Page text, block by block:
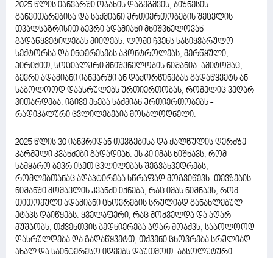
2025 წლის იანვარში ოჯახის დაგეგმვის, ბიზნესის
განვითარებისა და საქმიანი ურთიერთობების შეცვლის
თვალსაზრისით ბევრი ადამიანი მნიშვნელოვან
გადაწყვეტილებას მიიღებს. ლომი ჩვენს სასიყვარულო
სექტორსა და ინტერესებს აკონტროლებს, მერწყული,
პირიქით, სოციალური მნიშვნელობის ნიშანია. ამიტომაც,
ბევრი ადამიანი იანვარში ან დაქორწინებას გადაწყვეტს ან
საბოლოოდ დაასრულებს ურთიერთობას, რომელიც ვეღარ
ვითარდება. იგივე ეხება საქმიან ურთიერთობებს -
რადიკალური ცვლილებებია მოსალოდნელი.
2025 წლის 30 იანვრიდან თევზებისა და ქალწულის ღერძზე
კარმული კვანძები გადადიან. ეს კი იმას ნიშნავს, რომ
სამყარო ბევრ ისეთ ცვლილებას შეგვახვედრებს,
რომლებთანაც ადაპტირება სწრაფად მოგვიწევს. თევზების
ნიშანში მომავლის კვანძი იქნება, რაც იმას ნიშნავს, რომ
თითოეული ადამიანი ცხოვრების სრულიად განახლებულ
ეტაპს დაიწყებს. ყველაფერი, რაც მოძველდა და აღარ
მუშაობს, თქვენთვის ბედნიერება აღარ მოაქვს, საბოლოოდ
დასრულდება და გადაწყვეტთ, თქვენი ცხოვრება სრულიად
ახალ და საინტერესო იდეებს დაუთმოთ. აბსოლუტური